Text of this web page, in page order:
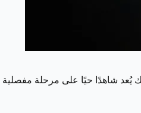
يُعد شاهدًا حيًا على مرحلة